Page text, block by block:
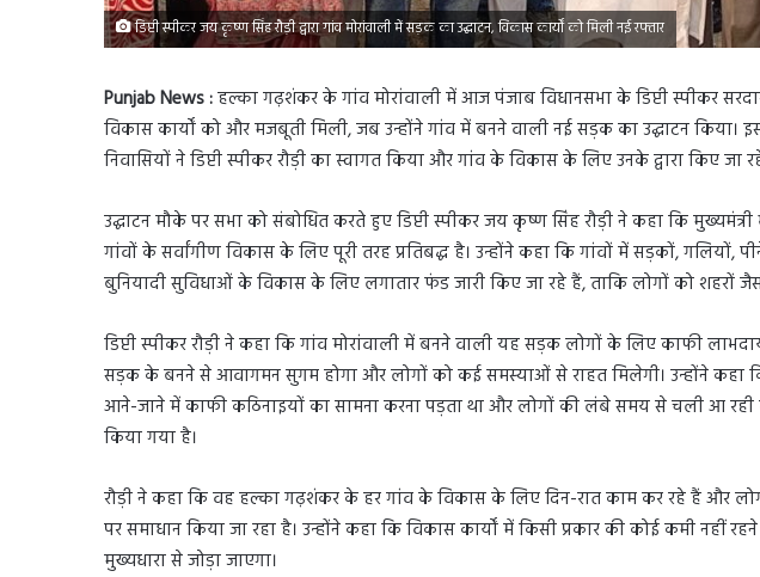
डिप्टी स्पीकर जय कृष्ण सिंह रौड़ी द्वारा गांव मोरांवाली में सड़क का उद्घाटन, विकास कार्यों को मिली नई रफ्तार
Punjab News :हल्का गढ़शंकर के गांव मोरांवाली में आज पंजाब विधानसभा के डिप्टी स्पीकर
विकास कार्यों को और मजबूती मिली, जब उन्होंने गांव में बनने वाली नई सड़क का उद्घाटन किया।
निवासियों ने डिप्टी स्पीकर रौड़ी का स्वागत किया और गांव के विकास के लिए उनके द्वारा किए जा
उद्घाटन मौके पर सभा को संबोधित करते हुए डिप्टी स्पीकर जय कृष्ण सिंह रौड़ी ने कहा कि
गांवों के सर्वांगीण विकास के लिए पूरी तरह प्रतिबद्ध है। उन्होंने कहा कि गांवों में सड़कों, गलियों,
बुनियादी सुविधाओं के विकास के लिए लगातार फंड जारी किए जा रहे हैं, ताकि लोगों को शहरों
डिप्टी स्पीकर रौड़ी ने कहा कि गांव मोरांवाली में बनने वाली यह सड़क लोगों के लिए काफी
सड़क के बनने से आवागमन सुगम होगा और लोगों को कई समस्याओं से राहत मिलेगी। उन्होंने कहा
आने-जाने में काफी कठिनाइयों का सामना करना पड़ता था और लोगों की लंबे समय से चली आ रही
किया गया है।
रौड़ी ने कहा कि वह हल्का गढ़शंकर के हर गांव के विकास के लिए दिन-रात काम कर रहे हैं और
पर समाधान किया जा रहा है। उन्होंने कहा कि विकास कार्यों में किसी प्रकार की कोई कमी नहीं
मुख्यधारा से जोड़ा जाएगा।